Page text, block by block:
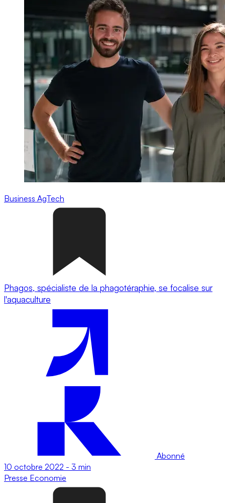
Business AgTech
Phagos, spécialiste de la phagotéraphie, se focalise sur
l'aquaculture
Abonné
10 octobre 2022 - 3 min
Presse Economie